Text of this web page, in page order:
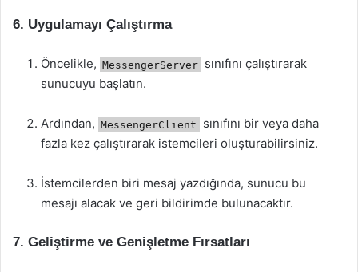
6. Uygulamayı Çalıştırma
Öncelikle, MessengerServer sınıfını çalıştırarak
sunucuyu başlatın.
Ardından, MessengerClient
sınıfını bir veya daha
fazla kez çalıştırarak istemcileri oluşturabilirsiniz.
İstemcilerden biri mesaj yazdığında, sunucu bu
mesajı alacak ve geri bildirimde bulunacaktır.
7. Geliştirme ve Genişletme Fırsatları